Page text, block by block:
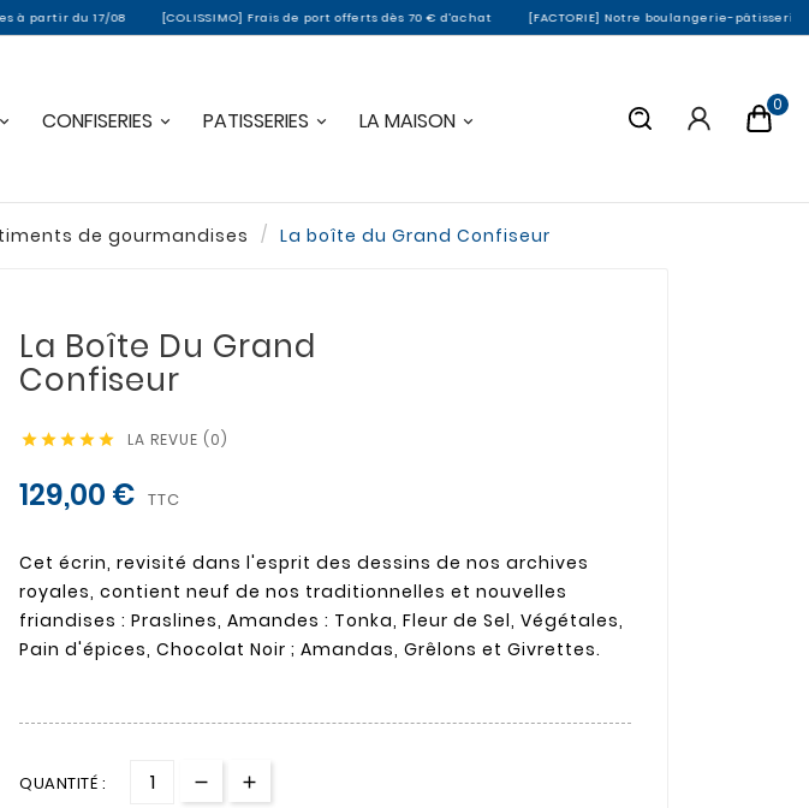
17/08 [COLISSIMO] Frais de port offerts dès 70 € d'achat [FACTORIE] Notre boulangerie-pâtisserie de
CONFISERIES PATISSERIES LA MAISON
0
de gourmandises La boîte du Grand Confiseur
La Boîte Du Grand
Confiseur
     LA REVUE (0)
129,00 € TTC
Cet écrin, revisité dans l'esprit des dessins de nos archives
royales, contient neuf de nos traditionnelles et nouvelles
friandises : Praslines, Amandes : Tonka, Fleur de Sel, Végétales,
Pain d'épices, Chocolat Noir ; Amandas, Grêlons et Givrettes.
QUANTITÉ :